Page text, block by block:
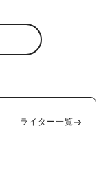
ライター一覧